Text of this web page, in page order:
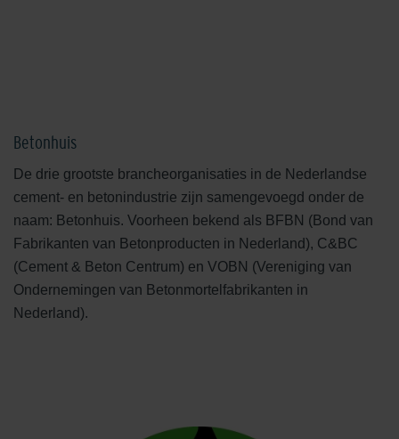
Betonhuis
De drie grootste brancheorganisaties in de Nederlandse
cement- en betonindustrie zijn samengevoegd onder de
naam: Betonhuis. Voorheen bekend als BFBN (Bond van
Fabrikanten van Betonproducten in Nederland), C&BC
(Cement & Beton Centrum) en VOBN (Vereniging van
Ondernemingen van Betonmortelfabrikanten in
Nederland).